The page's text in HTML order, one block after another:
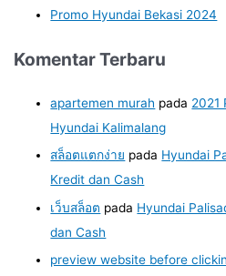
Promo Hyundai Bekasi 2024
Komentar Terbaru
apartemen murah pada 2021
Hyundai Kalimalang
สล็อตแตกง่าย pada Hyundai
Kredit dan Cash
เว็บสล็อต pada Hyundai
dan Cash
preview website before